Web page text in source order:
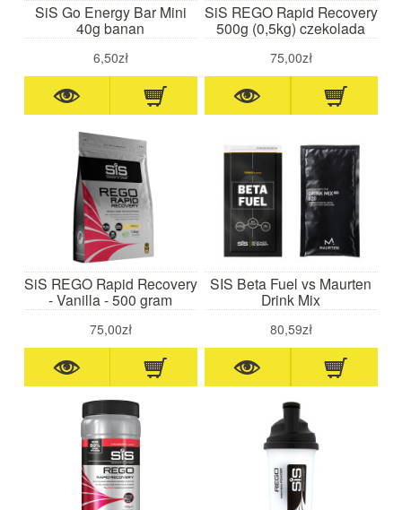
SiS Go Energy Bar Mini
40g banan
6,50zł
SiS REGO Rapid Recovery
500g (0,5kg) czekolada
75,00zł
SiS REGO Rapid Recovery
- Vanilla - 500 gram
75,00zł
SIS Beta Fuel vs Maurten
Drink Mix
80,59zł